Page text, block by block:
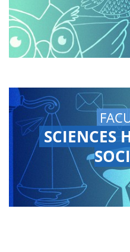
SCIENCES